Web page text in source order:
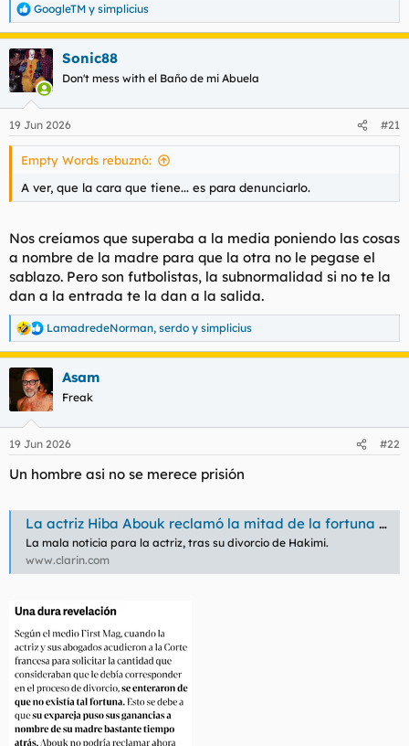
R
e
a
c
c
i
e
s
GoogleTM y simplicius
Sonic88
Don't mess with el Baño de mi Abuela
19 Jun 2026 #21
Empty Words rebuznó:
A ver, que la cara que tiene... es para denunciarlo.
Nos creíamos que superaba a la media poniendo las cosas
a nombre de la madre para que la otra no le pegase el
sablazo. Pero son futbolistas, la subnormalidad si no te la
dan a la entrada te la dan a la salida.
R
e
a
i
e
:
LamadredeNorman, serdo y simplicius
Asam
Freak
19 Jun 2026 #22
Un hombre asi no se merece prisión
La actriz Hiba Abouk reclamó la mitad de la fortuna de Hakimi, pero el futbolista puso todo a nombre de su madre
La mala noticia para la actriz, tras su divorcio de Hakimi.
www.clarin.com